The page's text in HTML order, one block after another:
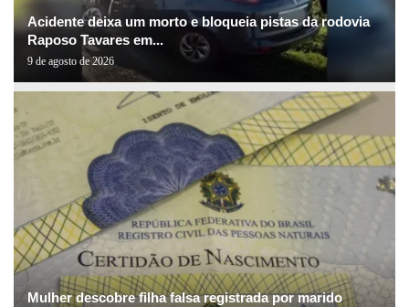
Acidente deixa um morto e bloqueia pistas da rodovia
Raposo Tavares em...
9 de agosto de 2026
Mulher descobre filha falsa registrada por marido